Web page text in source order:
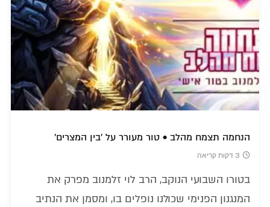
הנחמה תצמח מהלב • טור מעורר על 'בין המצרים'
3 דקות קריאה
בטורו השבועי הנוקב, הרב לוי זלמנוב מפרק את
המנגנון הפנימי שכולנו נופלים בו, ומסמן את הנתיב